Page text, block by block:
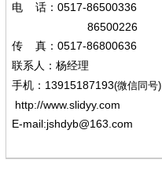
电 话： 0517-86500336
86500226
传 真： 0517-86800636
联系人：杨经理
手机 ： 13915187193(微信同号)
http://www.slidyy.com
E-mail:jshdyb@163.com